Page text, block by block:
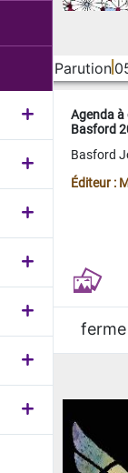
Parution
Agenda
Basford
Basford
Éditeur :
ferme